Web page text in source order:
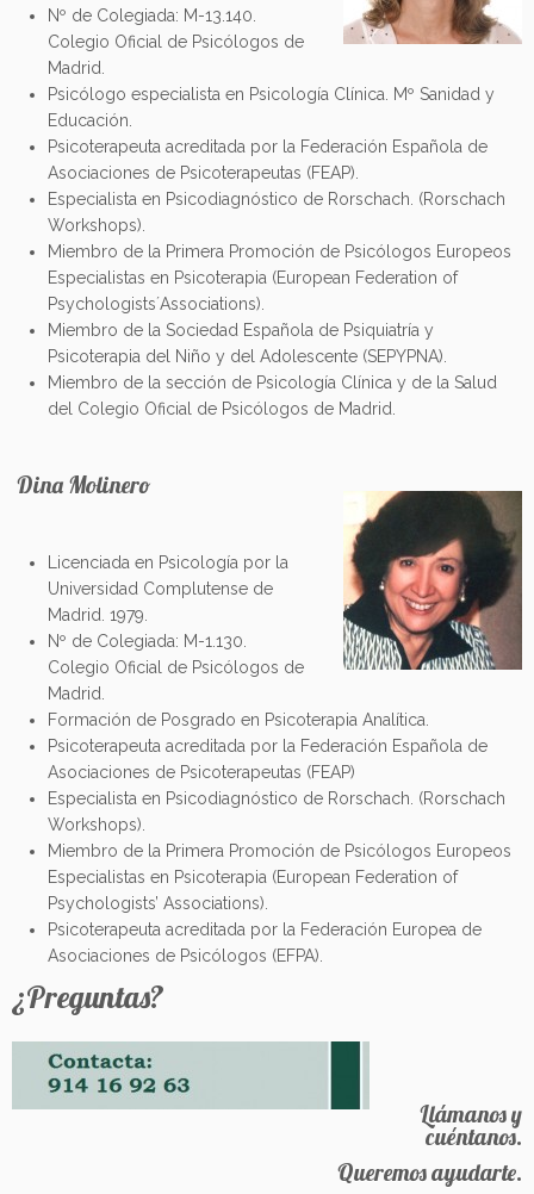
Nº de Colegiada: M-13.140.
Colegio Oficial de Psicólogos de
Madrid.
Psicólogo especialista en Psicología Clínica. Mº Sanidad y
Educación.
Psicoterapeuta acreditada por la Federación Española de
Asociaciones de Psicoterapeutas (FEAP).
Especialista en Psicodiagnóstico de Rorschach. (Rorschach
Workshops).
Miembro de la Primera Promoción de Psicólogos Europeos
Especialistas en Psicoterapia (European Federation of
Psychologists´Associations).
Miembro de la Sociedad Española de Psiquiatría y
Psicoterapia del Niño y del Adolescente (SEPYPNA).
Miembro de la sección de Psicología Clínica y de la Salud
del Colegio Oficial de Psicólogos de Madrid.
Dina Molinero
Licenciada en Psicología por la
Universidad Complutense de
Madrid. 1979.
Nº de Colegiada: M-1.130.
Colegio Oficial de Psicólogos de
Madrid.
Formación de Posgrado en Psicoterapia Analítica.
Psicoterapeuta acreditada por la Federación Española de
Asociaciones de Psicoterapeutas (FEAP)
Especialista en Psicodiagnóstico de Rorschach. (Rorschach
Workshops).
Miembro de la Primera Promoción de Psicólogos Europeos
Especialistas en Psicoterapia (European Federation of
Psychologists’ Associations).
Psicoterapeuta acreditada por la Federación Europea de
Asociaciones de Psicólogos (EFPA).
¿Preguntas?
Llámanos y
cuéntanos.
Queremos ayudarte.